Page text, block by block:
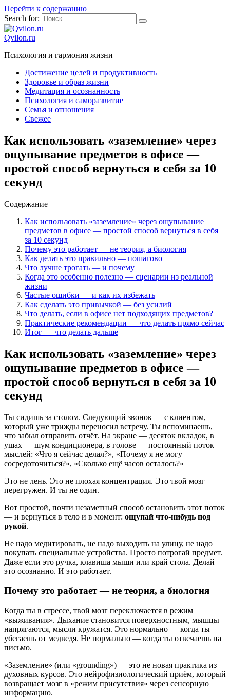
Перейти к содержанию
Search for:
Qvilon.ru
Психология и гармония жизни
Достижение целей и продуктивность
Здоровье и образ жизни
Медитация и осознанность
Психология и саморазвитие
Семья и отношения
Свежее
Как использовать «заземление» через
ощупывание предметов в офисе —
простой способ вернуться в себя за 10
секунд
Содержание
Как использовать «заземление» через ощупывание
предметов в офисе — простой способ вернуться в себя
за 10 секунд
Почему это работает — не теория, а биология
Как делать это правильно — пошагово
Что лучше трогать — и почему
Когда это особенно полезно — сценарии из реальной
жизни
Частые ошибки — и как их избежать
Как сделать это привычкой — без усилий
Что делать, если в офисе нет подходящих предметов?
Практические рекомендации — что делать прямо сейчас
Итог — что делать дальше
Как использовать «заземление» через
ощупывание предметов в офисе —
простой способ вернуться в себя за 10
секунд
Ты сидишь за столом. Следующий звонок — с клиентом,
который уже трижды переносил встречу. Ты вспоминаешь,
что забыл отправить отчёт. На экране — десяток вкладок, в
ушах — шум кондиционера, в голове — постоянный поток
мыслей: «Что я сейчас делал?», «Почему я не могу
сосредоточиться?», «Сколько ещё часов осталось?»
Это не лень. Это не плохая концентрация. Это твой мозг
перегружен. И ты не один.
Вот простой, почти незаметный способ остановить этот поток
— и вернуться в тело и в момент: ощупай что-нибудь под
рукой.
Не надо медитировать, не надо выходить на улицу, не надо
покупать специальные устройства. Просто потрогай предмет.
Даже если это ручка, клавиша мыши или край стола. Делай
это осознанно. И это работает.
Почему это работает — не теория, а биология
Когда ты в стрессе, твой мозг переключается в режим
«выживания». Дыхание становится поверхностным, мышцы
напрягаются, мысли кружатся. Это нормально — когда ты
убегаешь от медведя. Не нормально — когда ты отвечаешь на
письмо.
«Заземление» (или «grounding») — это не новая практика из
духовных курсов. Это нейрофизиологический приём, который
возвращает мозг в «режим присутствия» через сенсорную
информацию.